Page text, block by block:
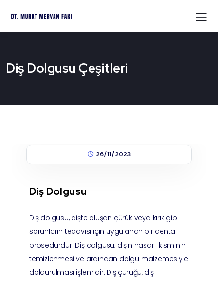
Diş Dolgusu Çeşitleri
26/11/2023
Diş Dolgusu
Diş dolgusu, dişte oluşan çürük veya kırık gibi
sorunların tedavisi için uygulanan bir dental
prosedürdür. Diş dolgusu, dişin hasarlı kısmının
temizlenmesi ve ardından dolgu malzemesiyle
doldurulması işlemidir. Diş çürüğü, diş